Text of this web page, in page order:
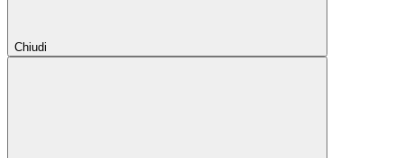
Chiudi